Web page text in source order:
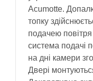
Acumotte.
топку
подачею
система подачі
на дні камери
Двері